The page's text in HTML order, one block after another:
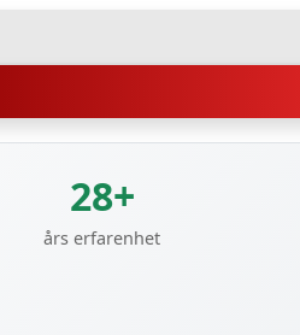
28+
års erfarenhet